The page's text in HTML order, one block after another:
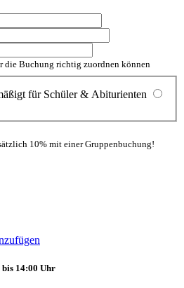
die Buchung richtig zuordnen können
für Schüler & Abiturienten
10% mit einer Gruppenbuchung!
bis 14:00 Uhr